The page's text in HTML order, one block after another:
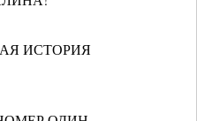
ИСТОРИЯ